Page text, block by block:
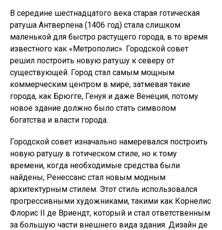
В середине шестнадцатого века старая готическая
ратуша Антверпена (1406 год) стала слишком
маленькой для быстро растущего города, в то время
известного как «Метрополис». Городской совет
решил построить новую ратушу к северу от
существующей. Город стал самым мощным
коммерческим центром в мире, затмевая такие
города, как Брюгге, Генуя и даже Венеция, потому
новое здание должно было стать символом
богатства и власти города.
Городской совет изначально намеревался построить
новую ратушу в готическом стиле, но к тому
времени, когда необходимые средства были
найдены, Ренессанс стал новым модным
архитектурным стилем. Этот стиль использовался
прогрессивными художниками, такими как Корнелис
Флорис II де Вриендт, который и стал ответственным
за большую части внешнего вида здания. Дизайн де